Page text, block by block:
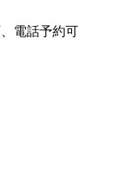
電話予約可